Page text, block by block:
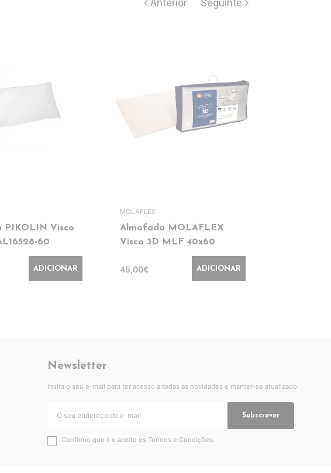
PIKOLIN Visco
60
ADICIONAR
MOLAFLEX
Almofada MOLAFLEX
Visco 3D MLF 40x60
45,00€ ADICIONAR
Newsletter
Insira o seu e-mail para ter acesso a todas as novidades e manter-se atualizado
Subscrever
Confirmo que li e aceito os Termos e Condições.